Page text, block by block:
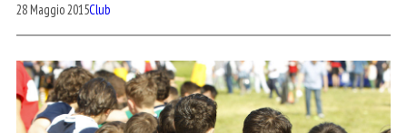
28 Maggio 2015Club